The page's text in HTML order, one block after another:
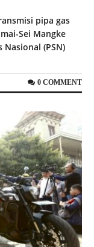
pipa gas
Sei Mangke
(PSN)
0 COMMENT